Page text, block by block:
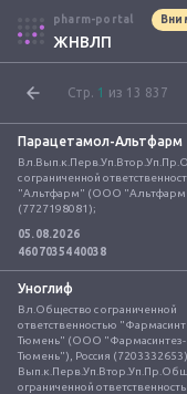
pharm-portal
ЖНВЛП
Стр. 1 из 13 837
Парацетамол-Альтфарм
с ограниченной
"Альтфарм" (ООО
(7727198081);
05.08.2026
4607035440038
Уноглиф
Вл.Общество с ограниченной
ответственностью
Тюмень" (ООО "Фармасинтез-
Тюмень"), Россия
ограниченной